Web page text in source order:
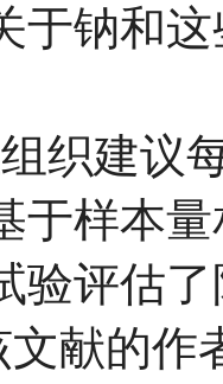
于钠和
织建议
于样本
验评估
文献的作